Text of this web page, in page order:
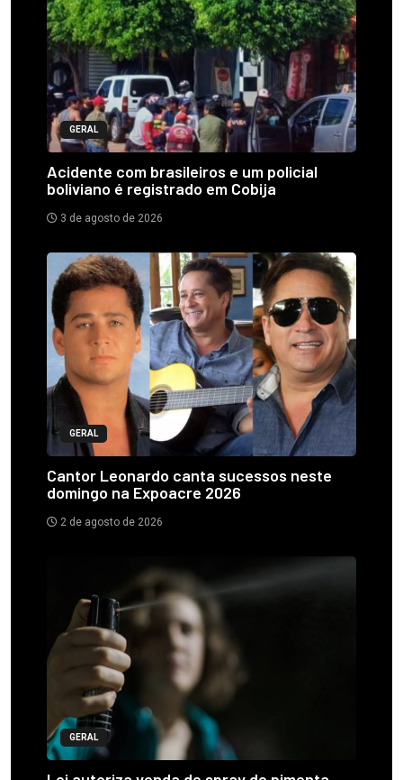
GERAL
Acidente com brasileiros e um policial
boliviano é registrado em Cobija
3 de agosto de 2026
GERAL
Cantor Leonardo canta sucessos neste
domingo na Expoacre 2026
2 de agosto de 2026
GERAL